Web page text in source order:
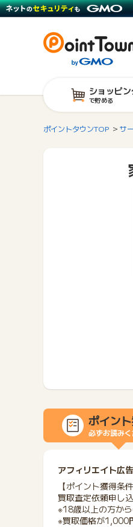
ショッピ
で貯める
ポイントタウンTOP サ
ポイン
必ずお読み
アフィリエイト広
【ポイント獲得条件
買取査定依頼申し
※18歳以上の方か
※買取価格が1,000